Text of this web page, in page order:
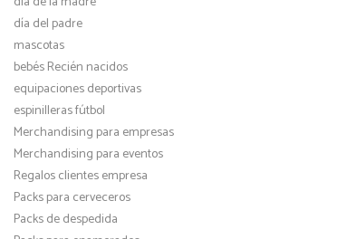
día del padre
mascotas
bebés Recién nacidos
equipaciones deportivas
espinilleras fútbol
Merchandising para empresas
Merchandising para eventos
Regalos clientes empresa
Packs para cerveceros
Packs de despedida